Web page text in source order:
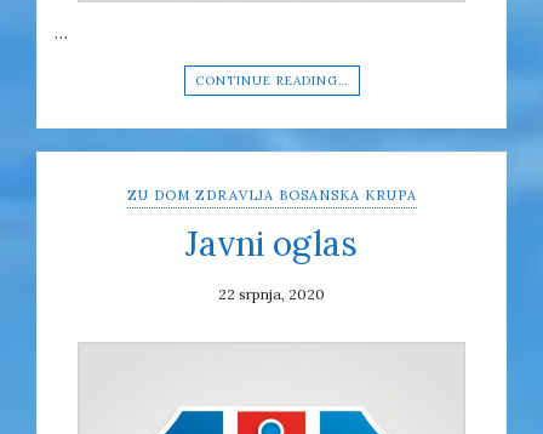
…
CONTINUE READING…
ZU DOM ZDRAVLJA BOSANSKA KRUPA
Javni oglas
22 srpnja, 2020